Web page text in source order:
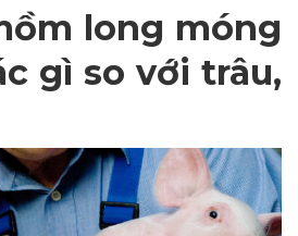
long móng
gì so với trâu,